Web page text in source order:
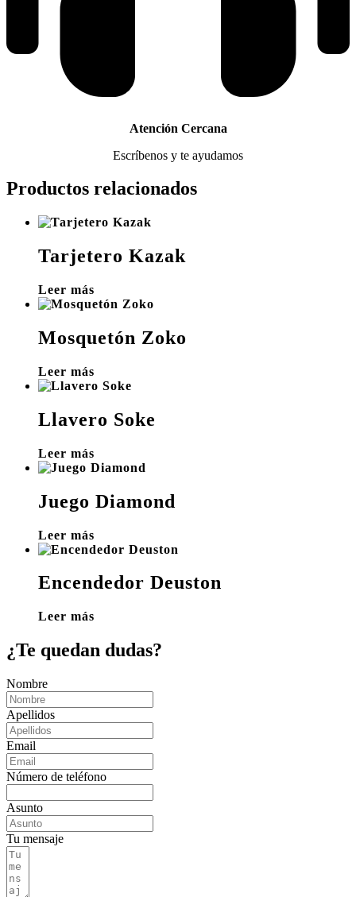
Atención Cercana
Escríbenos y te ayudamos
Productos relacionados
Tarjetero Kazak
Leer más
Mosquetón Zoko
Leer más
Llavero Soke
Leer más
Juego Diamond
Leer más
Encendedor Deuston
Leer más
¿Te quedan dudas?
Nombre
Apellidos
Email
Número de teléfono
Asunto
Tu mensaje